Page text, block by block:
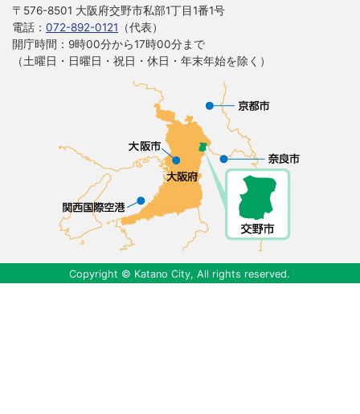
〒576-8501 大阪府交野市私部1丁目1番1号
電話： 072-892-0121 （代表）
開庁時間：9時00分から17時00分まで
（土曜日・日曜日・祝日・休日・年末年始を除く）
Copyright © Katano City, All rights reserved.